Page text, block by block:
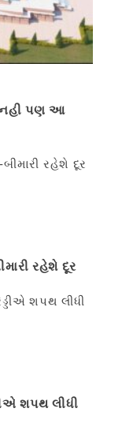
નહી પણ આ
રહેશે દૂર
શપથ લીધી